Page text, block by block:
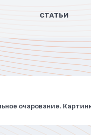
СТАТЬИ
очарование.